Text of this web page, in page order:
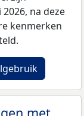
na deze
kenmerken